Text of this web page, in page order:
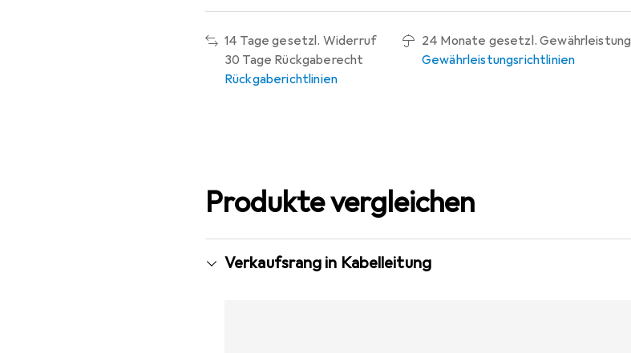
14 Tage gesetzl. Widerruf
30 Tage Rückgaberecht
Rückgaberichtlinien
24 Monate gesetzl. Gewährleistung
Gewährleistungsrichtlinien
Produkte vergleichen
Verkaufsrang in Kabelleitung